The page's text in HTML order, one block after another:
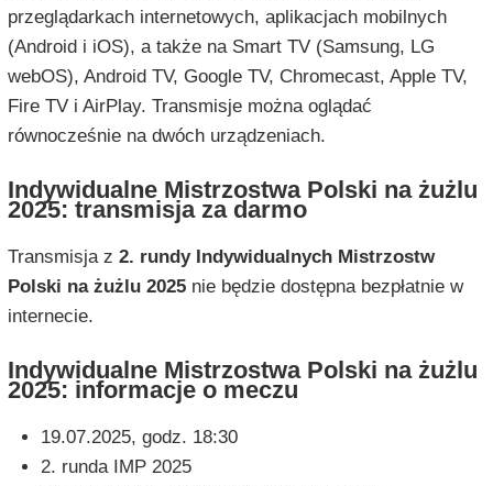
przeglądarkach internetowych, aplikacjach mobilnych
(Android i iOS), a także na Smart TV (Samsung, LG
webOS), Android TV, Google TV, Chromecast, Apple TV,
Fire TV i AirPlay. Transmisje można oglądać
równocześnie na dwóch urządzeniach.
Indywidualne Mistrzostwa Polski na żużlu
2025: transmisja za darmo
Transmisja z 2. rundy Indywidualnych Mistrzostw
Polski na żużlu 2025nie będzie dostępna bezpłatnie w
internecie.
Indywidualne Mistrzostwa Polski na żużlu
2025: informacje o meczu
19.07.2025, godz. 18:30
2. runda IMP 2025